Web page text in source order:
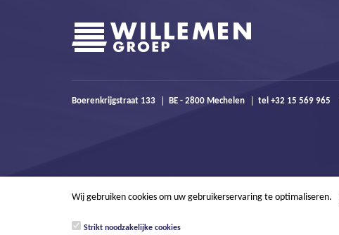
Boerenkrijgstraat 133 BE - 2800 Mechelen tel +32 15 569 965
Wij gebruiken cookies om uw gebruikerservaring te optimaliseren.
Strikt noodzakelijke cookies